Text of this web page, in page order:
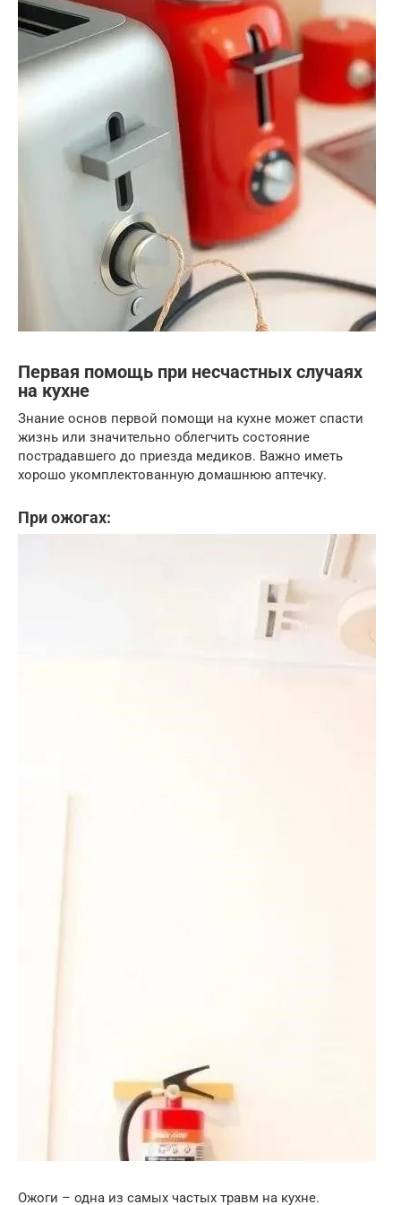
Первая помощь при несчастных случаях
на кухне
Знание основ первой помощи на кухне может спасти
жизнь или значительно облегчить состояние
пострадавшего до приезда медиков. Важно иметь
хорошо укомплектованную домашнюю аптечку.
При ожогах:
Ожоги – одна из самых частых травм на кухне.